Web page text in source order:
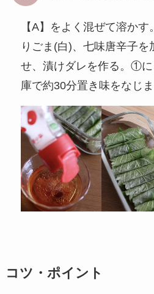
【A】をよく混ぜて溶か
りごま(白)、七味唐辛子
せ、漬けダレを作る。①
庫で約30分置き味をなじま
コツ・ポイント